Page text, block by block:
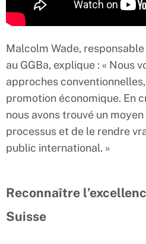
Malcolm Wade,
au GGBa, explique : « Nous
approches
promotion économique. En
nous avons trouvé un moyen
processus et de le rendre
public international. »
Reconnaître
Suisse